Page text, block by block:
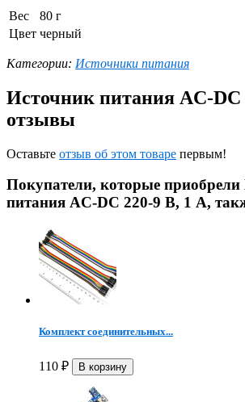
Вес
80 г
Цвет черный
Категории: Источники питания
Источник питания AC-DC
отзывы
Оставьте отзыв об этом товаре первым!
Покупатели, которые
питания AC-DC 220-9 В, 1 А,
Комплект соединительных...
110 ₽